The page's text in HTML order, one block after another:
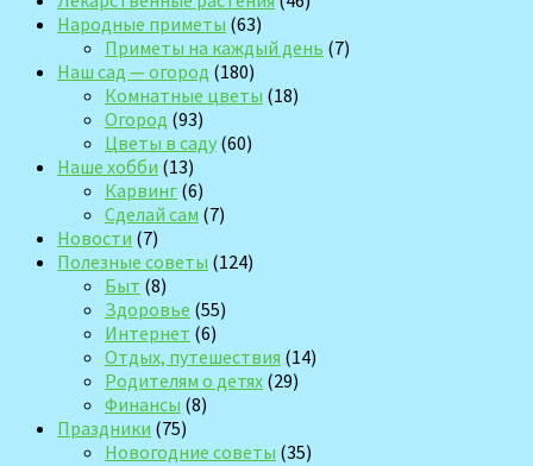
Народные приметы (63)
Приметы на каждый день (7)
Наш сад — огород (180)
Комнатные цветы (18)
Огород (93)
Цветы в саду (60)
Наше хобби (13)
Карвинг (6)
Сделай сам (7)
Новости (7)
Полезные советы (124)
Быт (8)
Здоровье (55)
Интернет (6)
Отдых, путешествия (14)
Родителям о детях (29)
Финансы (8)
Праздники (75)
Новогодние советы (35)